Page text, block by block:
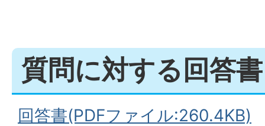
質問に対する回答書
回答書(PDFファイル:260.4KB)